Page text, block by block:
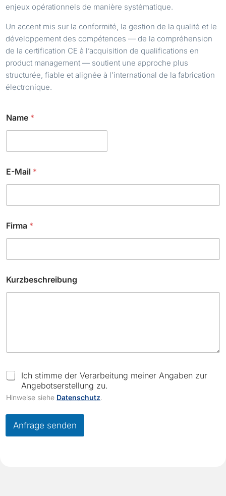
enjeux opérationnels de manière systématique.
Un accent mis sur la conformité, la gestion de la qualité et le
développement des compétences — de la compréhension
de la certification CE à l’acquisition de qualifications en
product management — soutient une approche plus
structurée, fiable et alignée à l’international de la fabrication
électronique.
Name *
E-Mail *
Firma *
Kurzbeschreibung
C
e
c
k
Ich stimme der Verarbeitung meiner Angaben zur
Angebotserstellung zu.
Hinweise siehe Datenschutz
Anfrage senden